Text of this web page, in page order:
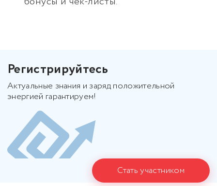
Регистрируйтесь
Актуальные знания и заряд положительной
энергией гарантируем!
Стать участником